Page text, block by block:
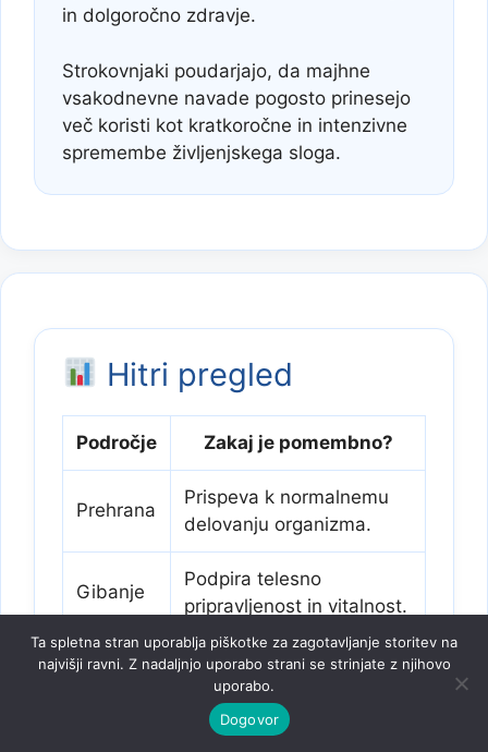
in dolgoročno zdravje.
Strokovnjaki poudarjajo, da majhne
vsakodnevne navade pogosto prinesejo
več koristi kot kratkoročne in intenzivne
spremembe življenjskega sloga.
Hitri pregled
Področje Zakaj je pomembno?
Prehrana
Prispeva k normalnemu
delovanju organizma.
Gibanje
Podpira telesno
pripravljenost in vitalnost.
Spanec
Pomemben za
regeneracijo telesa.
Njegovo obvladovanje
Ta spletna stran uporablja piškotke za zagotavljanje storitev na
najvišji ravni. Z nadaljnjo uporabo strani se strinjate z njihovo
uporabo.
Dogovor